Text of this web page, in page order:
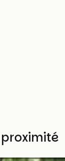
proximité